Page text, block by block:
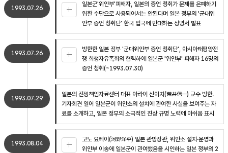
1993.07.26
일본군'위안부'피해자, 일본의 증언 청취가 문제를 은폐하기
위한 수단으로 사용되어서는 안된다며 일본 정부의 '군대위
안부 증언 청취단' 한국 입국에 반대하는 성명서 발표
1993.07.26
방한한 일본 정부 '군대위안부 증언 청취단', 아시아태평양전
쟁 희생자유족회의 협력하에 일본군 '위안부' 피해자 16명의
증언 청취(~1993.07.30)
1993.07.29
일본의 전쟁책임자료센터 대표 아라이 신이치(荒井信一) 교수 방한.
기자회견 열어 일본군이 위안소의 설치에 관여한 사실을 보여주는 자
료를 소개하고, 일본 정부의 소극적인 진상 규명 노력에 아쉬움 표시
1993.08.04
고노 요헤이(河野洋平) 일본 관방장관, 위안소 설치·운영과
위안부 이송에 일본군이 관여했음을 시인하는 일본 정부의 2